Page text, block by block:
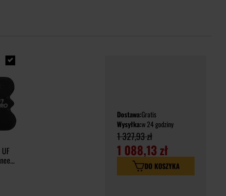
Dostawa:Gratis
Wysyłka:w 24 godziny
1 327,93 zł
1 088,13 zł
DO KOSZYKA